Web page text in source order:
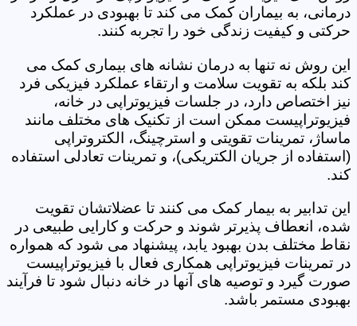
درمانی، به بیماران کمک می کند تا بهبودی در عملکرد
حرکتی و کیفیت زندگی خود را تجربه کنند.
این روش نه تنها به درمان نشانه های بیماری کمک می
کند بلکه به تقویت سلامت و ارتقاء عملکرد فیزیکی فرد
نیز اختصاص دارد، در جلسات فیزیوتراپی در خانه،
فیزیوتراپیست ممکن است از تکنیک های مختلف مانند
ماساژ، تمرینات تقویتی و استرچینگ، الکتروتراپی
(استفاده از جریان الکتریکی)، و تمرینات تعادلی استفاده
کند.
این تدابیر به بیمار کمک می کنند تا عضلاتشان تقویت
شده، انعطاف پذیرتر شوند و حرکت و کارایی طبیعی در
نقاط مختلف بدن بهبود یابد، پیشنهاد می شود که همواره
در تمرینات فیزیوتراپی همکاری فعال با فیزیوتراپیست
صورت گیرد و توصیه های آنها در خانه دنبال شود تا فرآیند
بهبودی مستمر باشد.